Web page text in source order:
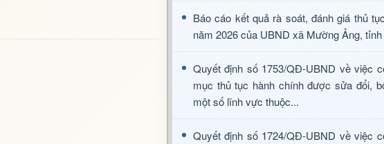
Báo cáo kết quả rà soát, đánh giá thủ
năm 2026 của UBND xã Mường Ảng,
Quyết định số 1753/QĐ-UBND về việc
mục thủ tục hành chính được sửa đổi,
một số lĩnh vực thuộc...
Quyết định số 1724/QĐ-UBND về việc